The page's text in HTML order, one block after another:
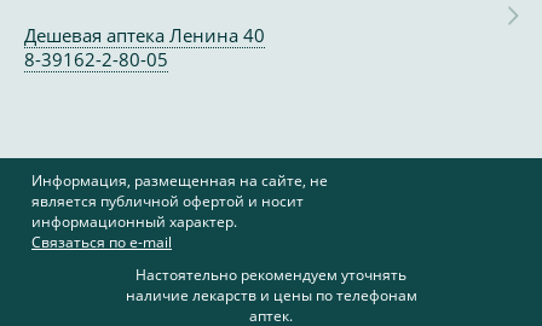
Дешевая аптека Ленина 40
8-39162-2-80-05
Информация, размещенная на сайте, не
является публичной офертой и носит
информационный характер.
Связаться по e-mail
Настоятельно рекомендуем уточнять
наличие лекарств и цены по телефонам
аптек.